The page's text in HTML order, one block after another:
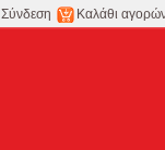
Σύνδεση Καλάθι